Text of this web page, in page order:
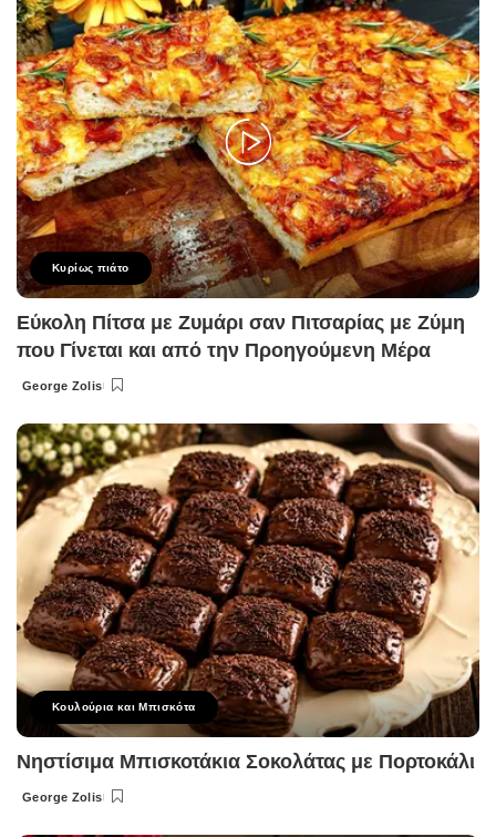
Κυρίως πιάτο
Εύκολη Πίτσα με Ζυμάρι σαν Πιτσαρίας με Ζύμη
που Γίνεται και από την Προηγούμενη Μέρα
Posted
George Zolis
Κουλούρια και Μπισκότα
Νηστίσιμα Μπισκοτάκια Σοκολάτας με Πορτοκάλι
Posted
George Zolis